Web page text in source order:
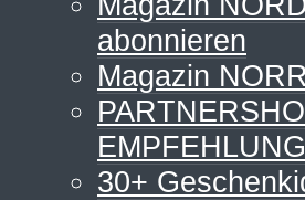
abonnieren
Magazin
30+